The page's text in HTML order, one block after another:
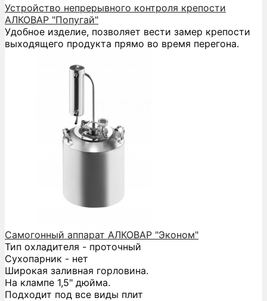
Устройство непрерывного контроля крепости
АЛКОВАР "Попугай"
Удобное изделие, позволяет вести замер крепости
выходящего продукта прямо во время перегона.
Самогонный аппарат АЛКОВАР "Эконом"
Тип охладителя - проточный
Сухопарник - нет
Широкая заливная горловина.
На клампе 1,5" дюйма.
Подходит под все виды плит